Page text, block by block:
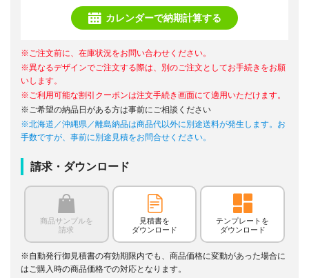
カレンダーで納期計算する
※ご注文前に、在庫状況をお問い合わせください。
※異なるデザインでご注文する際は、別のご注文としてお手続きをお願
いします。
※ご利用可能な割引クーポンは注文手続き画面にて適用いただけます。
※ご希望の納品日がある方は事前にご相談ください
※北海道／沖縄県／離島納品は商品代以外に別途送料が発生します。お
手数ですが、事前に別途見積をお問合せください。
請求・ダウンロード
商品サンプルを
請求
見積書を
ダウンロード
テンプレートを
ダウンロード
※自動発行御見積書の有効期限内でも、商品価格に変動があった場合に
はご購入時の商品価格での対応となります。